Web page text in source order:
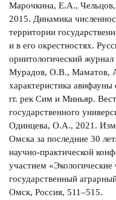
Марочкина, Е.А.,
2015. Динамика
территории
и в его окрестностях.
орнитологический
Мурадов, О.В., Маматов,
характеристика
гг. рек Сим и Миньяр.
государственного
Одинцева, О.А., 2021.
Омска за последние 30
научно-практической
участием
государственный
Омск, Россия, 511–515.